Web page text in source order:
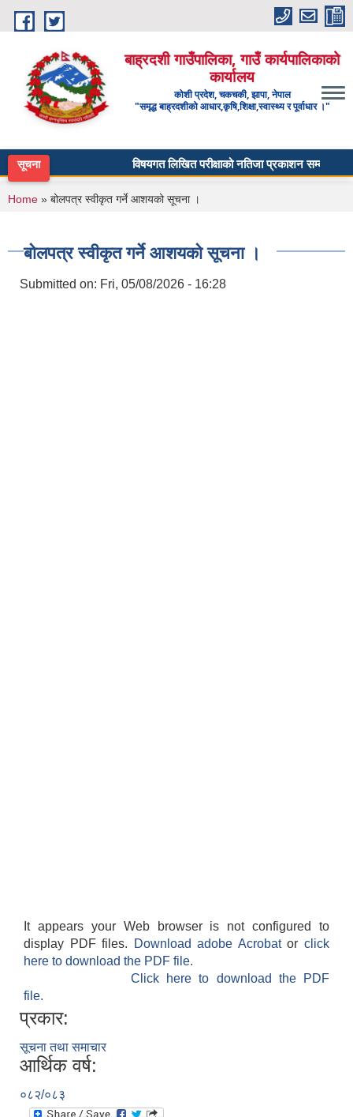
Skip to main content
बाह्रदशी गाउँपालिका, गाउँ कार्यपालिकाको
कार्यालय
कोशी प्रदेश, चकचकी, झापा, नेपाल
"समृद्ध बाह्रदशीको आधार,कृषि,शिक्षा,स्वास्थ्य र पूर्वाधार ।"
सूचना विषयगत लिखित परीक्षाको नतिजा प्रकाशन सम्बन्धी
You are here
Home » बोलपत्र स्वीकृत गर्ने आशयको सूचना ।
बोलपत्र स्वीकृत गर्ने आशयको सूचना ।
Submitted on: Fri, 05/08/2026 - 16:28
It appears your Web browser is not configured to
display PDF files.
Download adobe Acrobatorclick
here to download the PDF file.
Click here to download the PDF
file.
प्रकार:
सूचना तथा समाचार
आर्थिक वर्ष:
०८२/०८३